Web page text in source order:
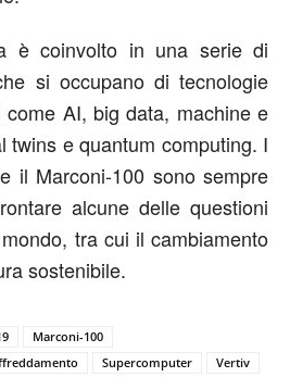
è coinvolto in una serie di
si occupano di tecnologie
AI, big data, machine e
twins e quantum computing. I
il Marconi-100 sono sempre
alcune delle questioni
tra cui il cambiamento
sostenibile.
Marconi-100
Supercomputer Vertiv